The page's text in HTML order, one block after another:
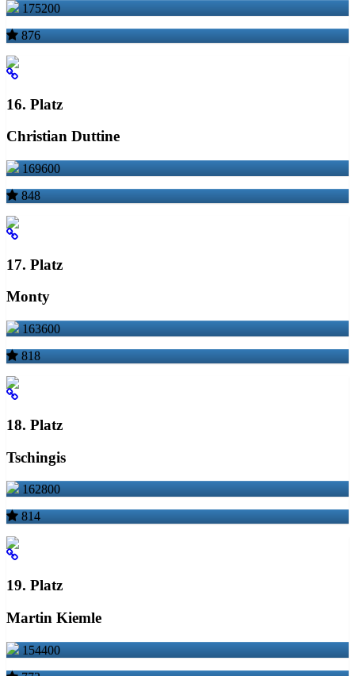
175200
876
16. Platz
Christian Duttine
169600
848
17. Platz
Monty
163600
818
18. Platz
Tschingis
162800
814
19. Platz
Martin Kiemle
154400